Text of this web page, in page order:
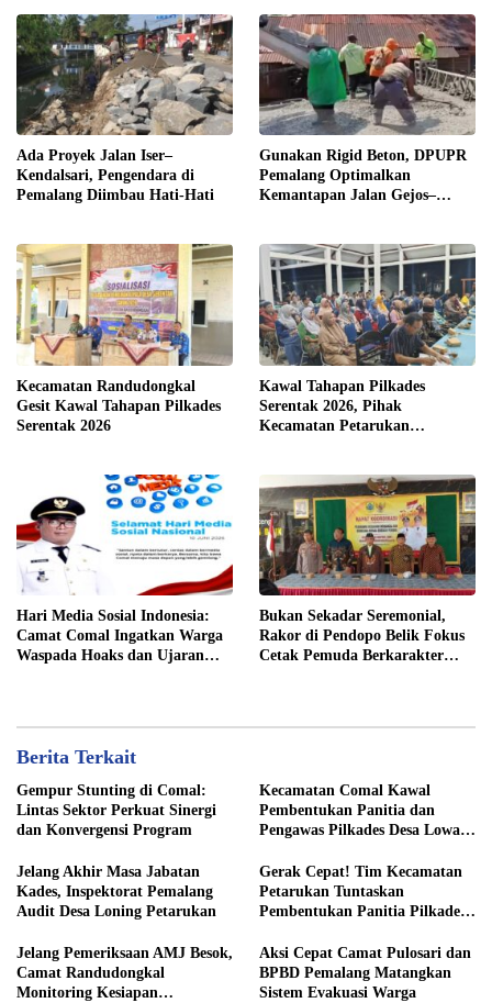
Ada Proyek Jalan Iser–
Kendalsari, Pengendara di
Pemalang Diimbau Hati-Hati
Gunakan Rigid Beton, DPUPR
Pemalang Optimalkan
Kemantapan Jalan Gejos–
Kecamatan Randudongkal
Gesit Kawal Tahapan Pilkades
Serentak 2026
Kawal Tahapan Pilkades
Serentak 2026, Pihak
Kecamatan Petarukan
Hari Media Sosial Indonesia:
Camat Comal Ingatkan Warga
Waspada Hoaks dan Ujaran
Bukan Sekadar Seremonial,
Rakor di Pendopo Belik Fokus
Cetak Pemuda Berkarakter
Berita Terkait
Gempur Stunting di Comal:
Lintas Sektor Perkuat Sinergi
dan Konvergensi Program
Kecamatan Comal Kawal
Pembentukan Panitia dan
Pengawas Pilkades Desa Lowa
Jelang Akhir Masa Jabatan
Kades, Inspektorat Pemalang
Audit Desa Loning Petarukan
Gerak Cepat! Tim Kecamatan
Petarukan Tuntaskan
Pembentukan Panitia Pilkades
Jelang Pemeriksaan AMJ Besok,
Camat Randudongkal
Monitoring Kesiapan
Aksi Cepat Camat Pulosari dan
BPBD Pemalang Matangkan
Sistem Evakuasi Warga